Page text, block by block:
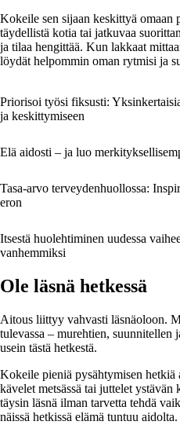
Kokeile sen sijaan keskittyä omaan
täydellistä kotia tai jatkuvaa
ja tilaa hengittää. Kun lakkaat
löydät helpommin oman rytmisi ja
Priorisoi työsi fiksusti:
ja keskittymiseen
Elä aidosti – ja luo
Tasa-arvo terveydenhuollossa:
eron
Itsestä huolehtiminen uudessa
vanhemmiksi
Ole läsnä hetkessä
Aitous liittyy vahvasti läsnäoloon.
tulevassa – murehtien,
usein tästä hetkestä.
Kokeile pieniä pysähtymisen hetkiä
kävelet metsässä tai juttelet
täysin läsnä ilman tarvetta tehdä
näissä hetkissä elämä tuntuu aidolta.